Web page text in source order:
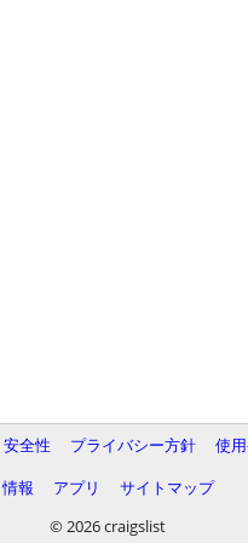
安全性 プライバシー方針
使
情報
アプリ
サイトマップ
© 2026 craigslist